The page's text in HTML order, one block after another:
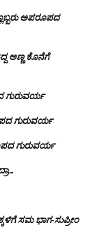
ಅಪರೂಪದ
ಅಣ್ಣ ಕೊನೆಗೆ
ಗುರುವರ್ಯ
ಗುರುವರ್ಯ
ಗುರುವರ್ಯ
ಸಮ ಭಾಗ-ಸುಪ್ರೀಂ